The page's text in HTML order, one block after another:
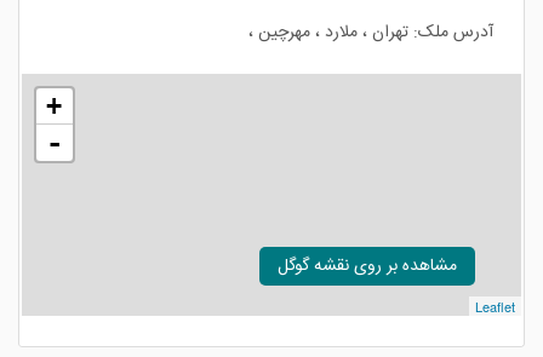
آدرس ملک: تهران ، ملارد ، مهرچین ،
+
-
Leaflet
مشاهده بر روی نقشه گوگل